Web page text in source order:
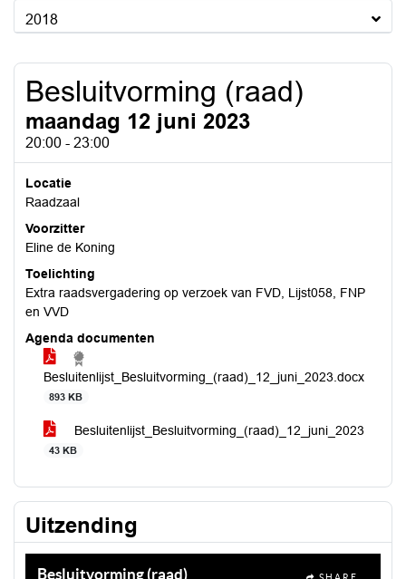
2018
Besluitvorming (raad)
maandag 12 juni 2023
20:00 - 23:00
Locatie
Raadzaal
Voorzitter
Eline de Koning
Toelichting
Extra raadsvergadering op verzoek van FVD, Lijst058, FNP
en VVD
Agenda documenten
Besluitenlijst_Besluitvorming_(raad)_12_juni_2023.docx
893 KB
Besluitenlijst_Besluitvorming_(raad)_12_juni_2023
43 KB
Uitzending